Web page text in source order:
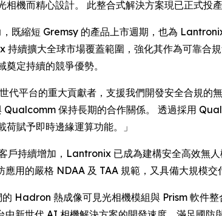
機而精心設計。 此整合式解決方案現已正式投
既縮短 Gremsy 的產品上市週期，也為
續擴大全球市場覆蓋範圍，強化其作為可靠合
定持續的競爭優勢。
平台的重大貢獻者，支援我們開發安全合規的
Qualcomm 保持長期的合作關係。 透過採用
賦予即時邊緣運算功能。」
持續增加，Lantronix 已成為建構安全高效無
用的嚴格 NDAA 及 TAA 規範，又具備大規模交
Hadron 熱成像可見光相機模組與 Prism 軟件